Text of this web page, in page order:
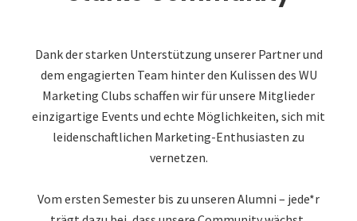
Dank der starken Unterstützung unserer Partner und
dem engagierten Team hinter den Kulissen des WU
Marketing Clubs schaffen wir für unsere Mitglieder
einzigartige Events und echte Möglichkeiten, sich mit
leidenschaftlichen Marketing-Enthusiasten zu
vernetzen.
Vom ersten Semester bis zu unseren Alumni – jede*r